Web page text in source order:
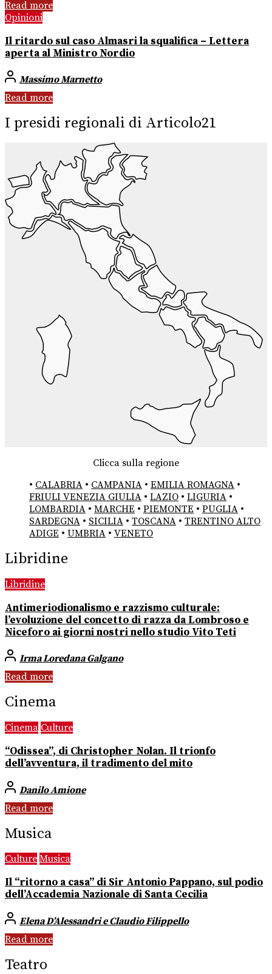
Read more
Opinioni
Il ritardo sul caso Almasri la squalifica – Lettera
aperta al Ministro Nordio
Massimo Marnetto
Read more
I presidi regionali di Articolo21
Clicca sulla regione
• CALABRIA • CAMPANIA • EMILIA ROMAGNA •
FRIULI VENEZIA GIULIA • LAZIO • LIGURIA •
LOMBARDIA • MARCHE • PIEMONTE • PUGLIA •
SARDEGNA • SICILIA • TOSCANA • TRENTINO ALTO
ADIGE • UMBRIA • VENETO
Libridine
Libridine
Antimeriodionalismo e razzismo culturale:
l’evoluzione del concetto di razza da Lombroso e
Niceforo ai giorni nostri nello studio Vito Teti
Irma Loredana Galgano
Read more
Cinema
Cinema Culture
“Odissea”, di Christopher Nolan. Il trionfo
dell’avventura, il tradimento del mito
Danilo Amione
Read more
Musica
Culture Musica
Il “ritorno a casa” di Sir Antonio Pappano, sul podio
dell’Accademia Nazionale di Santa Cecilia
Elena D’Alessandri e Claudio Filippello
Read more
Teatro